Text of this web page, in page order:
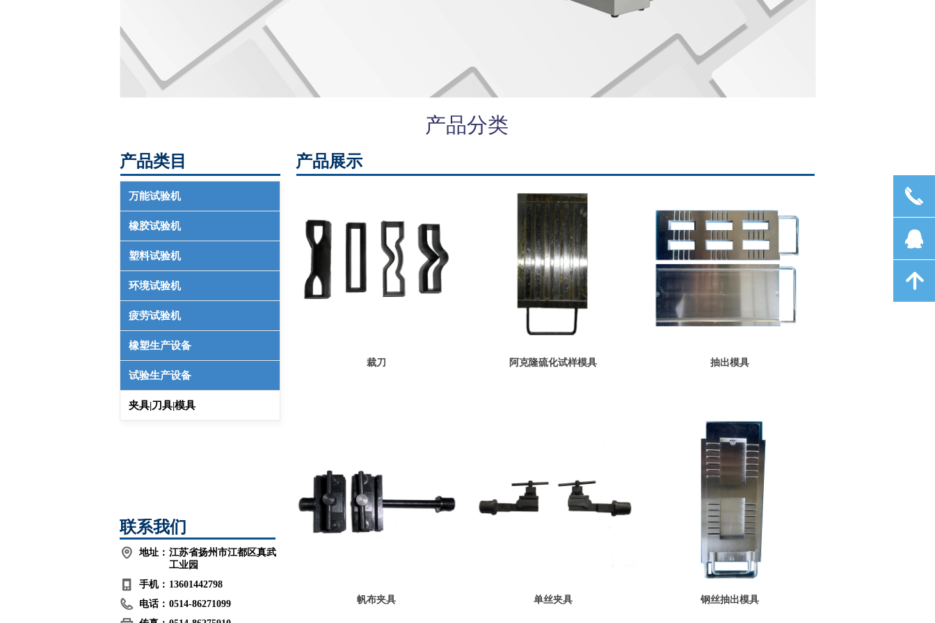
裁刀 阿克隆硫化试样模具 抽出模具
帆布夹具 单丝夹具 钢丝抽出模具
万能试验机
橡胶试验机
塑料试验机
环境试验机
疲劳试验机
橡塑生产设备
试验生产设备
夹具|刀具|模具
地址： 江苏省扬州市江都区真武
工业园
手机： 13601442798
电话： 0514-86271099
联系我们
产品类目 产品展示
产品分类
끅
뀩
녕